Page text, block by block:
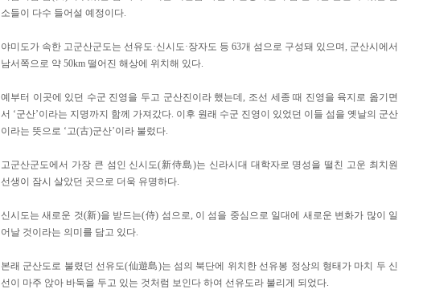
소들이 다수 들어설 예정이다.
야미도가 속한 고군산군도는 선유도·신시도·장자도 등 63개 섬으로 구성돼 있으며, 군산시에서
남서쪽으로 약 50km 떨어진 해상에 위치해 있다.
예부터 이곳에 있던 수군 진영을 두고 군산진이라 했는데, 조선 세종 때 진영을 육지로 옮기면
서 ‘군산’이라는 지명까지 함께 가져갔다. 이후 원래 수군 진영이 있었던 이들 섬을 옛날의 군산
이라는 뜻으로 ‘고(古)군산’이라 불렀다.
고군산군도에서 가장 큰 섬인 신시도(新侍島)는 신라시대 대학자로 명성을 떨친 고운 최치원
선생이 잠시 살았던 곳으로 더욱 유명하다.
신시도는 새로운 것(新)을 받드는(侍) 섬으로, 이 섬을 중심으로 일대에 새로운 변화가 많이 일
어날 것이라는 의미를 담고 있다.
본래 군산도로 불렸던 선유도(仙遊島)는 섬의 북단에 위치한 선유봉 정상의 형태가 마치 두 신
선이 마주 앉아 바둑을 두고 있는 것처럼 보인다 하여 선유도라 불리게 되었다.